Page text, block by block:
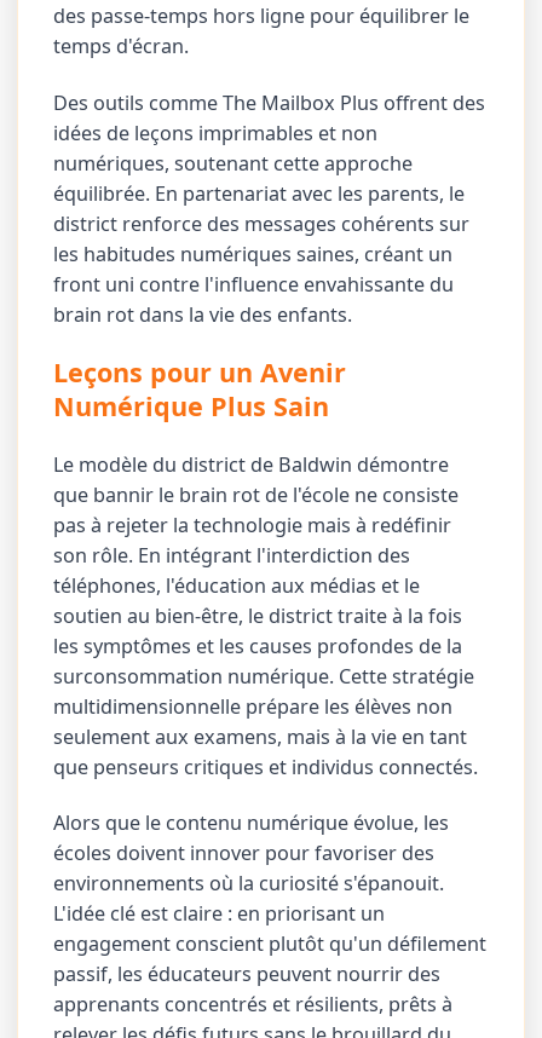
des passe-temps hors ligne pour équilibrer le
temps d'écran.
Des outils comme The Mailbox Plus offrent des
idées de leçons imprimables et non
numériques, soutenant cette approche
équilibrée. En partenariat avec les parents, le
district renforce des messages cohérents sur
les habitudes numériques saines, créant un
front uni contre l'influence envahissante du
brain rot dans la vie des enfants.
Leçons pour un Avenir
Numérique Plus Sain
Le modèle du district de Baldwin démontre
que bannir le brain rot de l'école ne consiste
pas à rejeter la technologie mais à redéfinir
son rôle. En intégrant l'interdiction des
téléphones, l'éducation aux médias et le
soutien au bien-être, le district traite à la fois
les symptômes et les causes profondes de la
surconsommation numérique. Cette stratégie
multidimensionnelle prépare les élèves non
seulement aux examens, mais à la vie en tant
que penseurs critiques et individus connectés.
Alors que le contenu numérique évolue, les
écoles doivent innover pour favoriser des
environnements où la curiosité s'épanouit.
L'idée clé est claire : en priorisant un
engagement conscient plutôt qu'un défilement
passif, les éducateurs peuvent nourrir des
apprenants concentrés et résilients, prêts à